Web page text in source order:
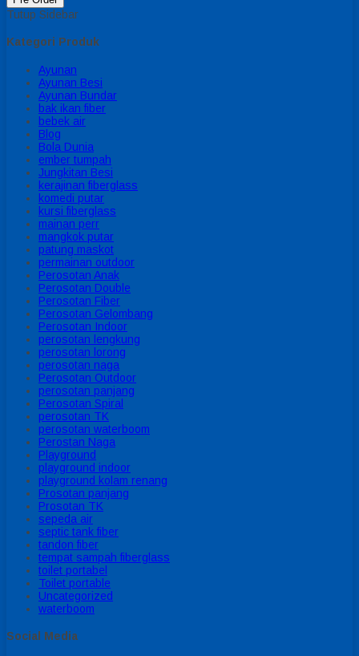
Tutup Sidebar
Kategori Produk
Ayunan
Ayunan Besi
Ayunan Bundar
bak ikan fiber
bebek air
Blog
Bola Dunia
ember tumpah
Jungkitan Besi
kerajinan fiberglass
komedi putar
kursi fiberglass
mainan perr
mangkok putar
patung maskot
permainan outdoor
Perosotan Anak
Perosotan Double
Perosotan Fiber
Perosotan Gelombang
Perosotan Indoor
perosotan lengkung
perosotan lorong
perosotan naga
Perosotan Outdoor
perosotan panjang
Perosotan Spiral
perosotan TK
perosotan waterboom
Perostan Naga
Playground
playground indoor
playground kolam renang
Prosotan panjang
Prosotan TK
sepeda air
septic tank fiber
tandon fiber
tempat sampah fiberglass
toilet portabel
Toilet portable
Uncategorized
waterboom
Social Media